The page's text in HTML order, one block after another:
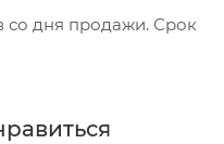
со дня продажи. Срок